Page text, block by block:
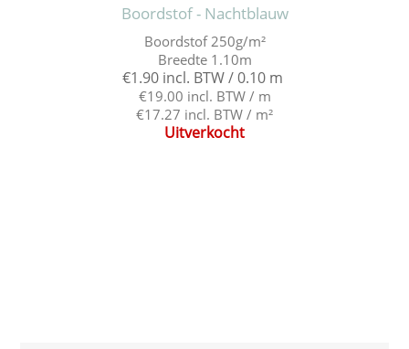
Boordstof - Nachtblauw
Boordstof 250g/m²
Breedte 1.10m
€1.90 incl. BTW / 0.10 m
€19.00 incl. BTW / m
€17.27 incl. BTW / m²
Uitverkocht